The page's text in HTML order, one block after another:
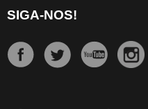
SIGA-NOS!